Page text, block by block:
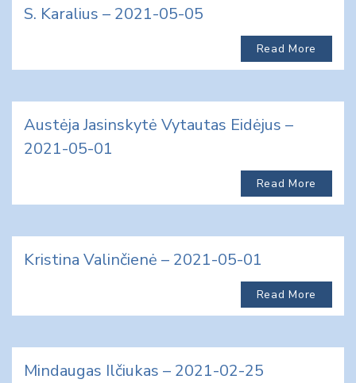
S. Karalius – 2021-05-05
Read More
Austėja Jasinskytė Vytautas Eidėjus –
2021-05-01
Read More
Kristina Valinčienė – 2021-05-01
Read More
Mindaugas Ilčiukas – 2021-02-25